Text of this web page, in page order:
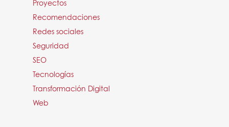
Proyectos
Recomendaciones
Redes sociales
Seguridad
SEO
Tecnologías
Transformación Digital
Web